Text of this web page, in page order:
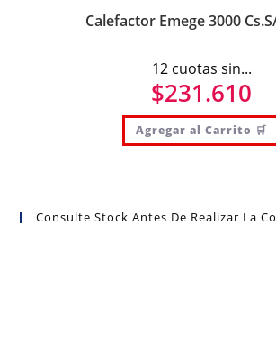
Calefactor Emege 3000
12 cuotas sin...
$231.610
Agregar al Carrito 🛒
Consulte Stock Antes De Realizar La